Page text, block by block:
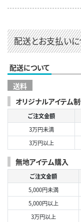
配送とお支払い
配送について
送料
オリジナルアイテム
ご注文金額
3万円未満
3万円以上
無地アイテム購入
ご注文金額
5,000円未満
5,000円以上
3万円以上